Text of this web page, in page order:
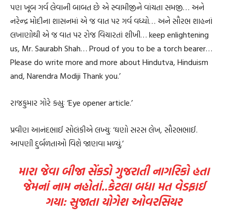
પણ ખૂબ ગર્વ લેવાની બાબત છે એ સ્વામીજીને વાંચતા સમજી… અને
નરેન્દ્ર મોદીના શાસનમાં એ જ વાત પર ગર્વ વધ્યો… અને સૌરભ શાહનાં
લખાણોથી એ જ વાત પર રોજ વિચારતાં શીખી… keep enlightening
us, Mr. Saurabh Shah… Proud of you to be a torch bearer…
Please do write more and more about Hindutva, Hinduism
and, Narendra Modiji Thank you.’
રાજકુમાર ગોરે કહ્યુઃ ‘Eye opener article.’
પ્રવીણ આનંદભાઈ સોલંકીએ લખ્યુઃ ‘ઘણો સરસ લેખ, સૌરભભાઈ.
આપણી દુર્બળતાઓ વિશે જાણવા મળ્યું.’
મારા જેવા બીજા સેંકડો ગુજરાતી નાગરિકો હતા
જેમનાં નામ નહોતાં..કેટલા બધા મત વેડફાઈ
ગયા: સુજાતા યોગેશ ઓવરસિયર